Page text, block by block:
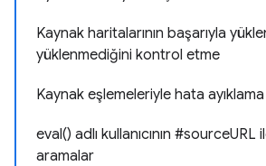
Kaynak haritalarının başarıyla
yüklenmediğini kontrol etme
Kaynak eşlemeleriyle hata ayıklama
eval() adlı kullanıcının #sourceURL
aramalar